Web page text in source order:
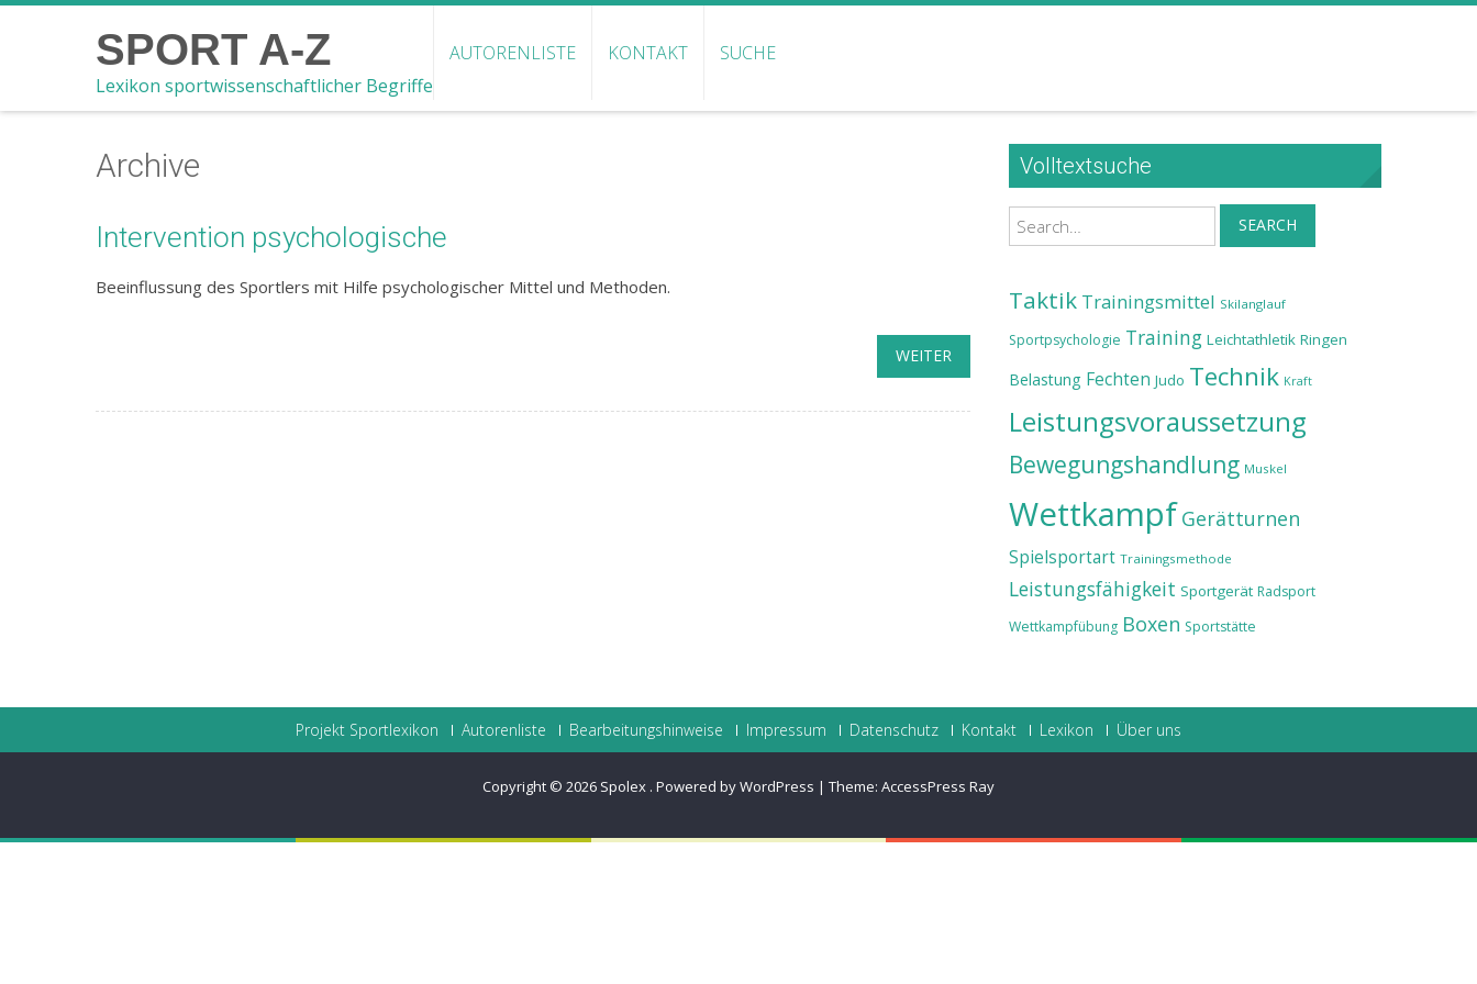
SPORT A-Z
Lexikon sportwissenschaftlicher Begriffe
AUTORENLISTE KONTAKT SUCHE
Archive
Intervention psychologische
Beeinflussung des Sportlers mit Hilfe psychologischer Mittel und Methoden.
WEITER
Volltextsuche
Search SEARCH
Taktik Trainingsmittel Skilanglauf
Sportpsychologie Training Leichtathletik Ringen
Belastung Fechten Judo Technik Kraft
Leistungsvoraussetzung
Bewegungshandlung Muskel
Wettkampf Gerätturnen
Spielsportart Trainingsmethode
Leistungsfähigkeit Sportgerät Radsport
Wettkampfübung Boxen Sportstätte
Projekt Sportlexikon Autorenliste Bearbeitungshinweise Impressum Datenschutz Kontakt Lexikon Über uns
Copyright © 2026 Spolex . Powered by WordPress | Theme: AccessPress Ray